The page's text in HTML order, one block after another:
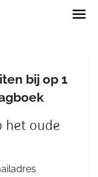
bij op 1
het oude